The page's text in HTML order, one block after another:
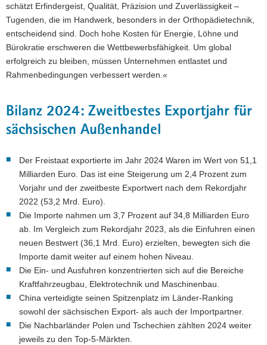
schätzt Erfindergeist, Qualität, Präzision und Zuverlässigkeit –
Tugenden, die im Handwerk, besonders in der Orthopädietechnik,
entscheidend sind. Doch hohe Kosten für Energie, Löhne und
Bürokratie erschweren die Wettbewerbsfähigkeit. Um global
erfolgreich zu bleiben, müssen Unternehmen entlastet und
Rahmenbedingungen verbessert werden.«
Bilanz 2024: Zweitbestes Exportjahr für
sächsischen Außenhandel
Der Freistaat exportierte im Jahr 2024 Waren im Wert von 51,1
Milliarden Euro. Das ist eine Steigerung um 2,4 Prozent zum
Vorjahr und der zweitbeste Exportwert nach dem Rekordjahr
2022 (53,2 Mrd. Euro).
Die Importe nahmen um 3,7 Prozent auf 34,8 Milliarden Euro
ab. Im Vergleich zum Rekordjahr 2023, als die Einfuhren einen
neuen Bestwert (36,1 Mrd. Euro) erzielten, bewegten sich die
Importe damit weiter auf einem hohen Niveau.
Die Ein- und Ausfuhren konzentrierten sich auf die Bereiche
Kraftfahrzeugbau, Elektrotechnik und Maschinenbau.
China verteidigte seinen Spitzenplatz im Länder-Ranking
sowohl der sächsischen Export- als auch der Importpartner.
Die Nachbarländer Polen und Tschechien zählten 2024 weiter
jeweils zu den Top-5-Märkten.